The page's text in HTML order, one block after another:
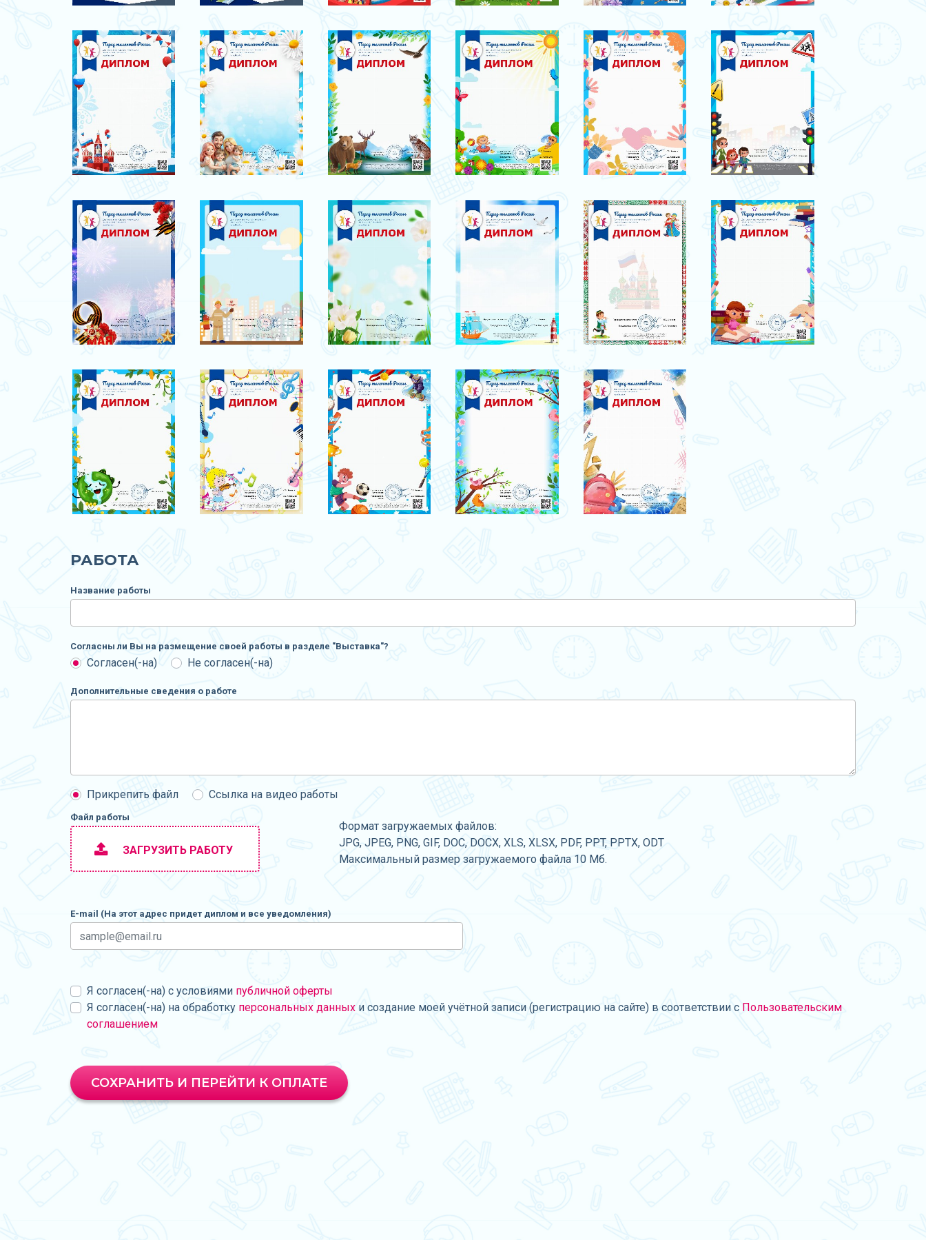
РАБОТА
Название работы
Согласны ли Вы на размещение своей работы в разделе "Выставка"?
Согласен(-на) Не согласен(-на)
Дополнительные сведения о работе
Прикрепить файл Ссылка на видео работы
Файл работы
ЗАГРУЗИТЬ РАБОТУ
Формат загружаемых файлов:
JPG, JPEG, PNG, GIF, DOC, DOCX, XLS, XLSX, PDF, PPT, PPTX, ODT
Максимальный размер загружаемого файла 10 Мб.
E-mail (На этот адрес придет диплом и все уведомления)
Я согласен(-на) с условиями публичной оферты
Я согласен(-на) на обработку персональных данных и создание моей учётной записи (регистрацию на сайте) в соответствии с Пользовательским
соглашением
СОХРАНИТЬ И ПЕРЕЙТИ К ОПЛАТЕ